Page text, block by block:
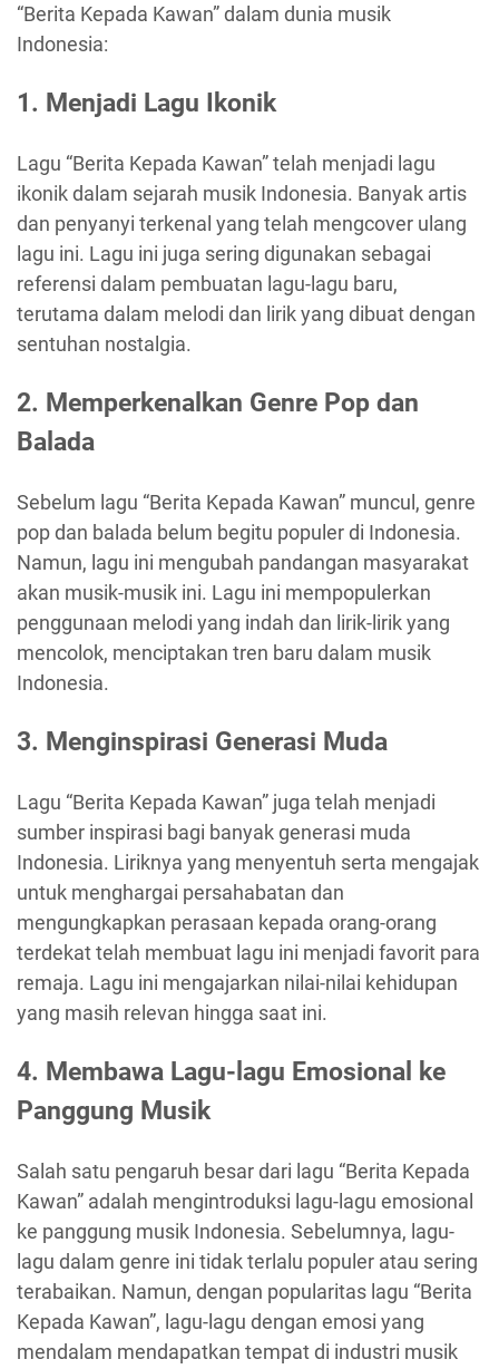
“Berita Kepada Kawan” dalam dunia musik
Indonesia:
1. Menjadi Lagu Ikonik
Lagu “Berita Kepada Kawan” telah menjadi lagu
ikonik dalam sejarah musik Indonesia. Banyak artis
dan penyanyi terkenal yang telah mengcover ulang
lagu ini. Lagu ini juga sering digunakan sebagai
referensi dalam pembuatan lagu-lagu baru,
terutama dalam melodi dan lirik yang dibuat dengan
sentuhan nostalgia.
2. Memperkenalkan Genre Pop dan
Balada
Sebelum lagu “Berita Kepada Kawan” muncul, genre
pop dan balada belum begitu populer di Indonesia.
Namun, lagu ini mengubah pandangan masyarakat
akan musik-musik ini. Lagu ini mempopulerkan
penggunaan melodi yang indah dan lirik-lirik yang
mencolok, menciptakan tren baru dalam musik
Indonesia.
3. Menginspirasi Generasi Muda
Lagu “Berita Kepada Kawan” juga telah menjadi
sumber inspirasi bagi banyak generasi muda
Indonesia. Liriknya yang menyentuh serta mengajak
untuk menghargai persahabatan dan
mengungkapkan perasaan kepada orang-orang
terdekat telah membuat lagu ini menjadi favorit para
remaja. Lagu ini mengajarkan nilai-nilai kehidupan
yang masih relevan hingga saat ini.
4. Membawa Lagu-lagu Emosional ke
Panggung Musik
Salah satu pengaruh besar dari lagu “Berita Kepada
Kawan” adalah mengintroduksi lagu-lagu emosional
ke panggung musik Indonesia. Sebelumnya, lagu-
lagu dalam genre ini tidak terlalu populer atau sering
terabaikan. Namun, dengan popularitas lagu “Berita
Kepada Kawan”, lagu-lagu dengan emosi yang
mendalam mendapatkan tempat di industri musik